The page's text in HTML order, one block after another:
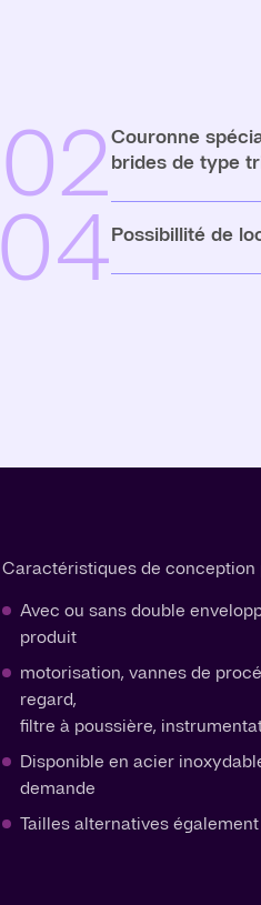
02Couronne
brides de type
04Possibillité de
Caractéristiques de
Avec ou sans double
produit
motorisation, vannes de
regard,
filtre à poussière,
Disponible en acier
demande
Tailles alternatives